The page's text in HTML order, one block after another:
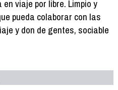
viaje por libre. Limpio y
pueda colaborar con las
y don de gentes, sociable